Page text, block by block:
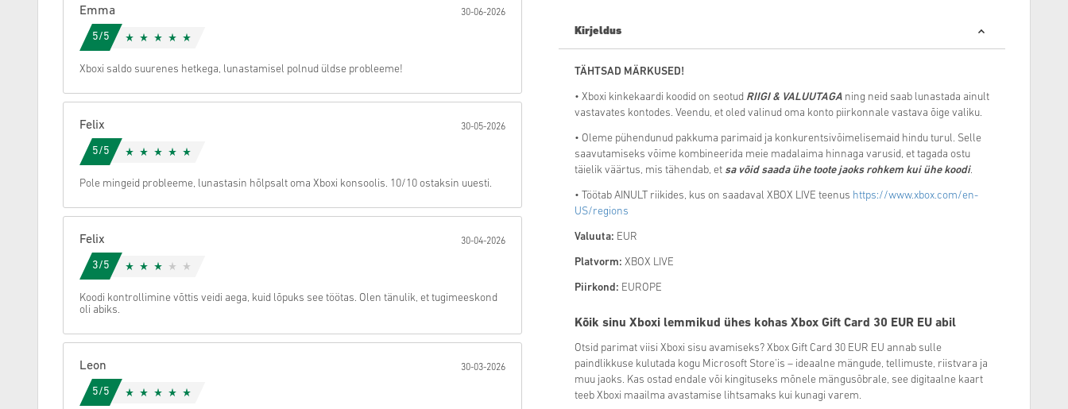
Tühista
Emma 30-06-2026
5/5
Xboxi saldo suurenes hetkega, lunastamisel polnud üldse probleeme!
Felix 30-05-2026
5/5
Pole mingeid probleeme, lunastasin hõlpsalt oma Xboxi konsoolis. 10/10 ostaksin uuesti.
Felix 30-04-2026
3/5
Koodi kontrollimine võttis veidi aega, kuid lõpuks see töötas. Olen tänulik, et tugimeeskond
oli abiks.
Leon 30-03-2026
5/5
Kirjeldus
TÄHTSAD MÄRKUSED!
• Xboxi kinkekaardi koodid on seotud RIIGI & VALUUTAGA ning neid saab lunastada ainult
vastavates kontodes. Veendu, et oled valinud oma konto piirkonnale vastava õige valiku.
• Oleme pühendunud pakkuma parimaid ja konkurentsivõimelisemaid hindu turul. Selle
saavutamiseks võime kombineerida meie madalaima hinnaga varusid, et tagada ostu
täielik väärtus, mis tähendab, et sa võid saada ühe toote jaoks rohkem kui ühe koodi.
• Töötab AINULT riikides, kus on saadaval XBOX LIVE teenus https://www.xbox.com/en-
US/regions
Valuuta: EUR
Platvorm: XBOX LIVE
Piirkond: EUROPE
Kõik sinu Xboxi lemmikud ühes kohas Xbox Gift Card 30 EUR EU abil
Otsid parimat viisi Xboxi sisu avamiseks? Xbox Gift Card 30 EUR EU annab sulle
paindlikkuse kulutada kogu Microsoft Store'is – ideaalne mängude, tellimuste, riistvara ja
muu jaoks. Kas ostad endale või kingituseks mõnele mängusõbrale, see digitaalne kaart
teeb Xboxi maailma avastamise lihtsamaks kui kunagi varem.